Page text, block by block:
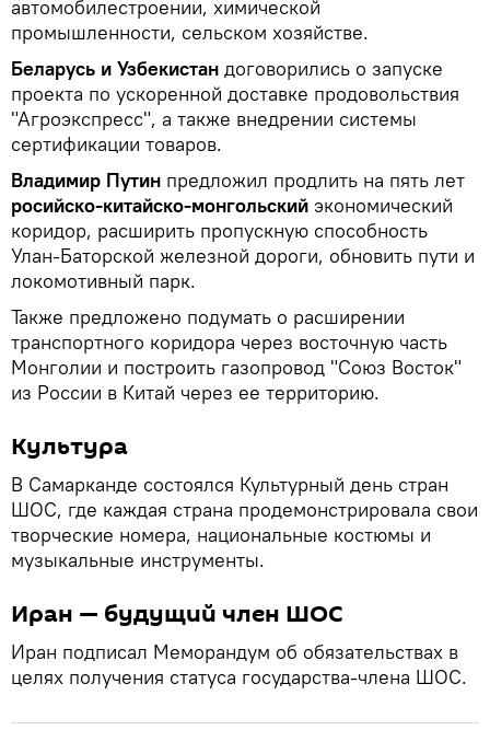
автомобилестроении, химической
промышленности, сельском хозяйстве.
Беларусь и Узбекистан договорились о запуске
проекта по ускоренной доставке продовольствия
"Агроэкспресс", а также внедрении системы
сертификации товаров.
Владимир Путин предложил продлить на пять лет
росийско-китайско-монгольский экономический
коридор, расширить пропускную способность
Улан-Баторской железной дороги, обновить пути и
локомотивный парк.
Также предложено подумать о расширении
транспортного коридора через восточную часть
Монголии и построить газопровод "Союз Восток"
из России в Китай через ее территорию.
Культура
В Самарканде состоялся Культурный день стран
ШОС, где каждая страна продемонстрировала свои
творческие номера, национальные костюмы и
музыкальные инструменты.
Иран — будущий член ШОС
Иран подписал Меморандум об обязательствах в
целях получения статуса государства-члена ШОС.